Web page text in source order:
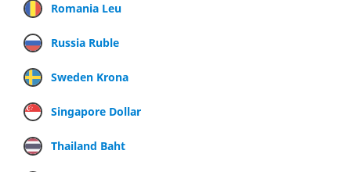
Romania Leu
Russia Ruble
Sweden Krona
Singapore Dollar
Thailand Baht